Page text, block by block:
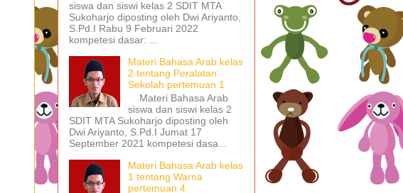
siswa dan siswi kelas 2 SDIT MTA
Sukoharjo diposting oleh Dwi Ariyanto,
S.Pd.I Rabu 9 Februari 2022
kompetesi dasar: ...
Materi Bahasa Arab kelas
2 tentang Peralatan
Sekolah pertemuan 1
Materi Bahasa Arab
siswa dan siswi kelas 2
SDIT MTA Sukoharjo diposting oleh
Dwi Ariyanto, S.Pd.I Jumat 17
September 2021 kompetesi dasa...
Materi Bahasa Arab kelas
1 tentang Warna
pertemuan 4